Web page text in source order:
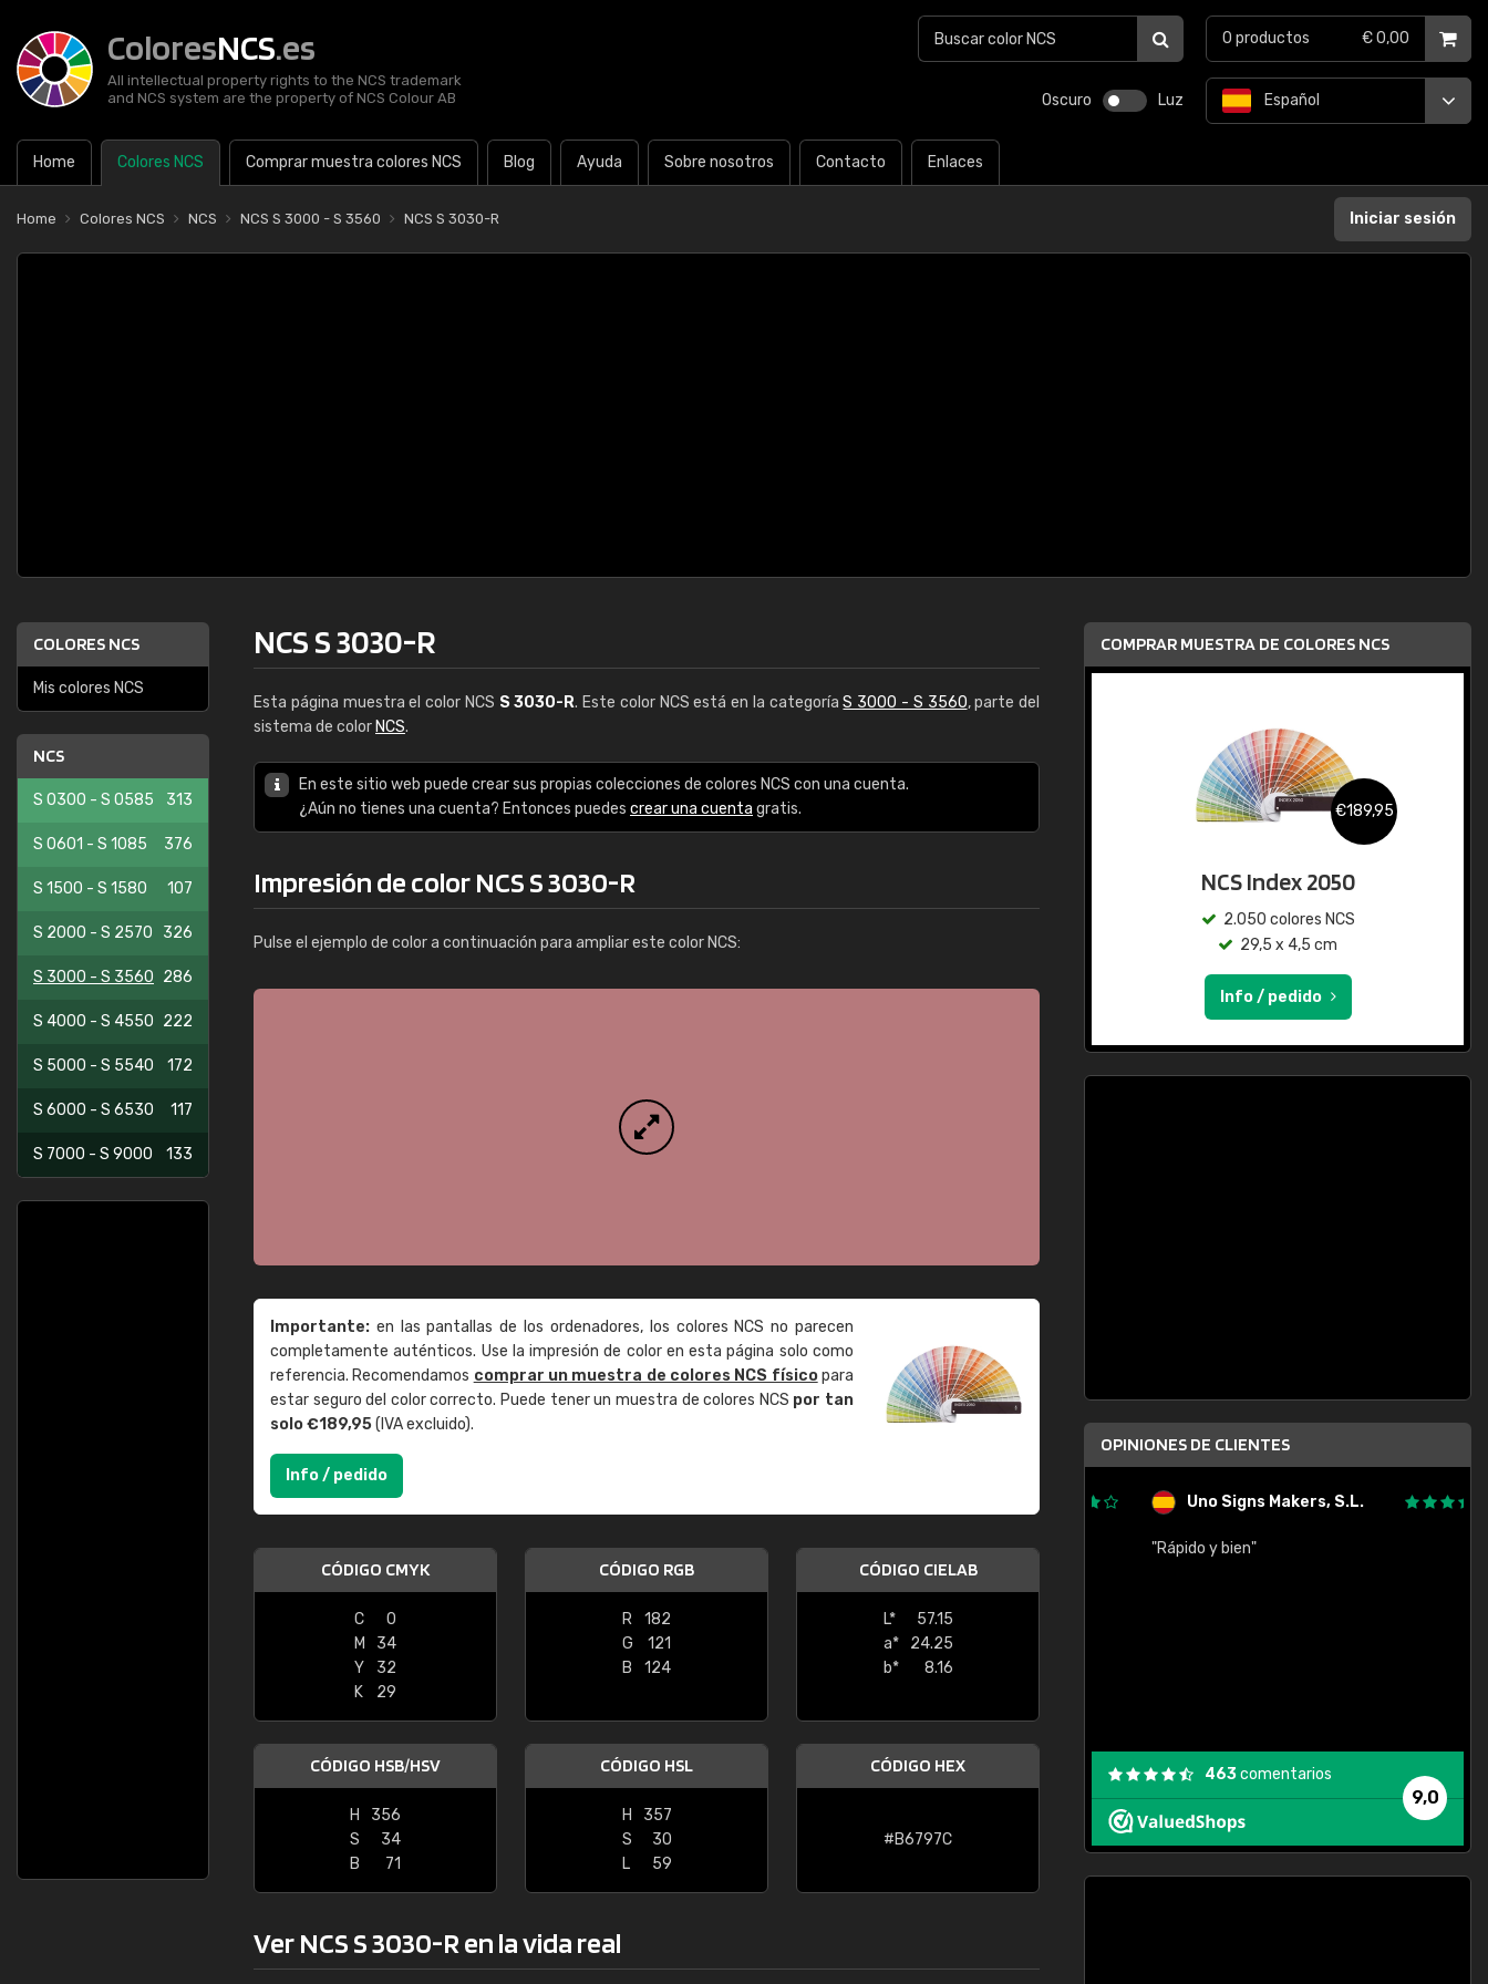
ColoresNCS.es
All intellectual property rights to the NCS trademark
and NCS system are the property of NCS Colour AB
Oscuro Luz
Home Colores NCS Comprar muestra colores NCS Blog Ayuda Sobre nosotros Contacto Enlaces
Español
0 productos € 0,00
Home Colores NCS NCS NCS S 3000 - S 3560 NCS S 3030-R Iniciar sesión
COLORES NCS
Mis colores NCS
NCS
S 0300 - S 0585 313
S 0601 - S 1085 376
S 1500 - S 1580 107
S 2000 - S 2570 326
S 3000 - S 3560 286
S 4000 - S 4550 222
S 5000 - S 5540 172
S 6000 - S 6530 117
S 7000 - S 9000 133
NCS S 3030-R
Esta página muestra el color NCS S 3030-R. Este color NCS está en la categoríaS 3000 - S 3560, parte del
sistema de color NCS.
En este sitio web puede crear sus propias colecciones de colores NCS con una cuenta.
¿Aún no tienes una cuenta? Entonces puedes crear una cuenta gratis.
Impresión de color NCS S 3030-R
Pulse el ejemplo de color a continuación para ampliar este color NCS:
Importante: en las pantallas de los ordenadores, los colores NCS no parecen
completamente auténticos. Use la impresión de color en esta página solo como
referencia. Recomendamos comprar un muestra de colores NCS físicopara
estar seguro del color correcto. Puede tener un muestra de colores NCS por tan
solo €189,95(IVA excluido).
Info / pedido
CÓDIGO CMYK
C
0
M
34
Y
32
K
29
CÓDIGO RGB
R
182
G
121
B
124
CÓDIGO CIELAB
L*
57.15
a*
24.25
b*
8.16
CÓDIGO HSB/HSV
H
356
S
34
B
71
CÓDIGO HSL
H
357
S
30
L
59
CÓDIGO HEX
#B6797C
Ver NCS S 3030-R en la vida real
COMPRAR MUESTRA DE COLORES NCS
€189,95
NCS Index 2050
2.050 colores NCS
29,5 x 4,5 cm
Info / pedido
OPINIONES DE CLIENTES
"Buen servicio. No obstante No es fácil
encontrar/comprar lo que se busca"
Uno Signs Makers, S.L.
"Rápido y bien"
9,0
463comentarios